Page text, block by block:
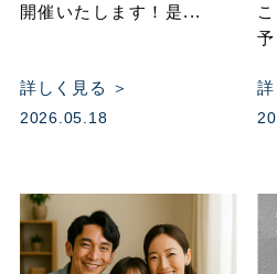
開催いたします！是...
詳しく見る ＞
2026.05.18
詳